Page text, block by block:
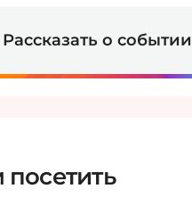
Рассказать о событии